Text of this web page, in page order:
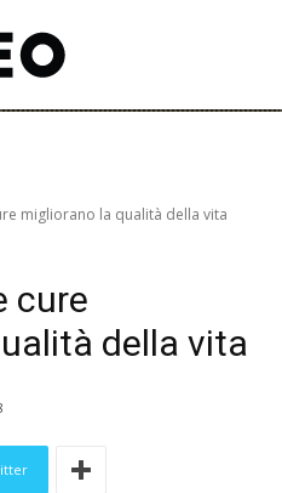
migliorano la qualità della vita
cure
della vita